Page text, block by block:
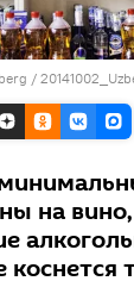
/
на